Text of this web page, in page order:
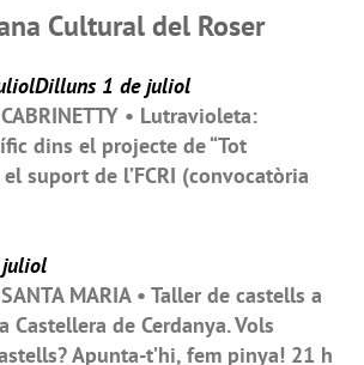
Cultural del Roser
1 de juliol
• Lutravioleta:
dins el projecte de “Tot
el suport de l’FCRI (convocatòria
juliol
MARIA • Taller de castells a
Castellera de Cerdanya. Vols
Apunta-t’hi, fem pinya! 21 h